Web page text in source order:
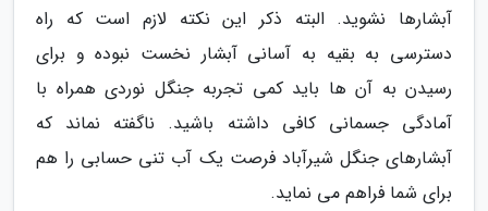
آبشارها نشوید. البته ذکر این نکته لازم است که راه
دسترسی به بقیه به آسانی آبشار نخست نبوده و برای
رسیدن به آن ها باید کمی تجربه جنگل نوردی همراه با
آمادگی جسمانی کافی داشته باشید. ناگفته نماند که
آبشارهای جنگل شیرآباد فرصت یک آب تنی حسابی را هم
برای شما فراهم می نماید.